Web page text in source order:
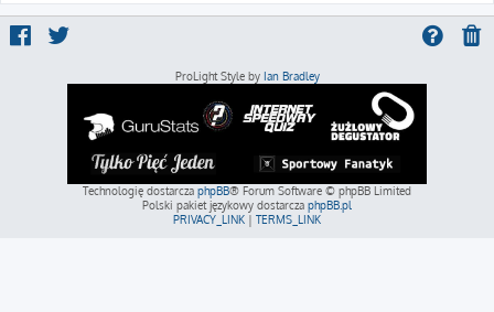
ProLight Style by Ian Bradley
Technologię dostarcza phpBB® Forum Software © phpBB Limited
Polski pakiet językowy dostarcza phpBB.pl
PRIVACY_LINK | TERMS_LINK